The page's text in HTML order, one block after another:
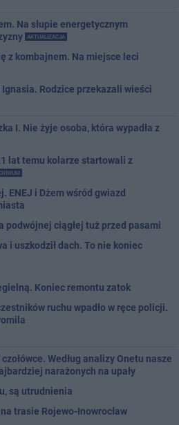
Na słupie energetycznym
AKTUALIZACJA
z kombajnem. Na miejsce leci
Ignasia. Rodzice przekazali wieści
I. Nie żyje osoba, która wypadła z
lat temu kolarze startowali z
ENEJ i Dżem wśród gwiazd
podwójnej ciągłej tuż przed pasami
i uszkodził dach. To nie koniec
Koniec remontu zatok
ruchu wpadło w ręce policji.
Według analizy Onetu nasze
narażonych na upały
są utrudnienia
trasie Rojewo-Inowrocław